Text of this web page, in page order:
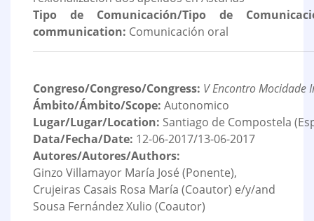
Tipo de Comunicación/Tipo de
communication: Comunicación oral
Congreso/Congreso/Congress: V Encontro Mocidade
Ámbito/Ámbito/Scope: Autonomico
Lugar/Lugar/Location: Santiago de Compostela
Data/Fecha/Date: 12-06-2017/13-06-2017
Autores/Autores/Authors:
Ginzo Villamayor María José (Ponente),
Crujeiras Casais Rosa María (Coautor) e/y/and
Sousa Fernández Xulio (Coautor)